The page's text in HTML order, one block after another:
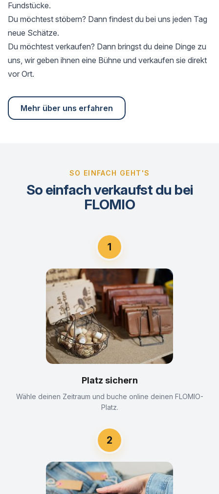
Fundstücke.
Du möchtest stöbern? Dann findest du bei uns jeden Tag
neue Schätze.
Du möchtest verkaufen? Dann bringst du deine Dinge zu
uns, wir geben ihnen eine Bühne und verkaufen sie direkt
vor Ort.
Mehr über uns erfahren
SO EINFACH GEHT'S
So einfach verkaufst du bei
FLOMIO
1
Platz sichern
Wähle deinen Zeitraum und buche online deinen FLOMIO-
Platz.
2